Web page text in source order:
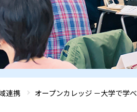
連携 オープンカレッジ －大学で学べる生涯学習講座－